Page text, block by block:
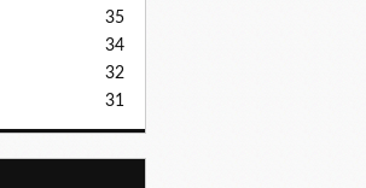
35
34
32
31